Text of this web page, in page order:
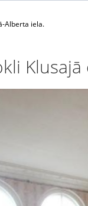
Alberta iela.